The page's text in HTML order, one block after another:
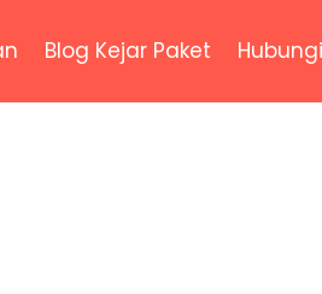
Blog Kejar Paket